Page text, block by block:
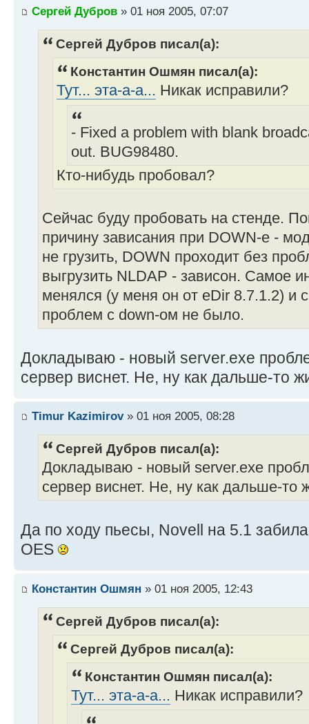
Сергей Дубров » 01 ноя 2005, 07:07
Сергей Дубров писал(а):
Константин Ошмян писал(а):
Тут... эта-а-а... Никак исправили?
- Fixed a problem with blank
out. BUG98480.
Кто-нибудь пробовал?
Сейчас буду пробовать на стенде.
причину зависания при DOWN-е -
не грузить, DOWN проходит без
выгрузить NLDAP - зависон. Самое
менялся (у меня он от eDir 8.7.1.2) и
проблем с down-ом не было.
Докладываю - новый server.exe
сервер виснет. Не, ну как дальше-то
Timur Kazimirov» 01 ноя 2005, 08:28
Сергей Дубров писал(а):
Докладываю - новый server.exe
сервер виснет. Не, ну как дальше-то
Да по ходу пьесы, Novell на 5.1
OES
Константин Ошмян » 01 ноя 2005, 12:43
Сергей Дубров писал(а):
Сергей Дубров писал(а):
Константин Ошмян писал(а):
Тут... эта-а-а... Никак исправили?